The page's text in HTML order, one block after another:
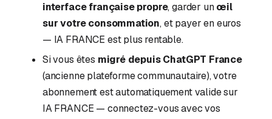
interface française propre, garder unœil
sur votre consommation, et payer en euros
— IA FRANCE est plus rentable.
Si vous êtes migré depuis ChatGPT France
(ancienne plateforme communautaire), votre
abonnement est automatiquement valide sur
IA FRANCE — connectez-vous avec vos